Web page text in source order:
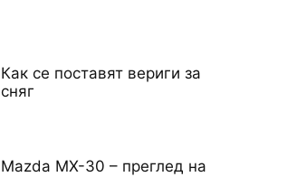
Как се поставят вериги за
сняг
Mazda MX-30 – преглед на